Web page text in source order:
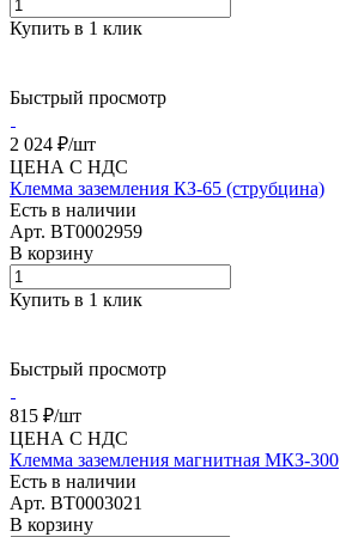
Купить в 1 клик
Быстрый просмотр
2 024 ₽/шт
ЦЕНА С НДС
Клемма заземления КЗ-65 (струбцина)
Есть в наличии
Арт. BT0002959
В корзину
Купить в 1 клик
Быстрый просмотр
815 ₽/шт
ЦЕНА С НДС
Клемма заземления магнитная МКЗ-300
Есть в наличии
Арт. BT0003021
В корзину